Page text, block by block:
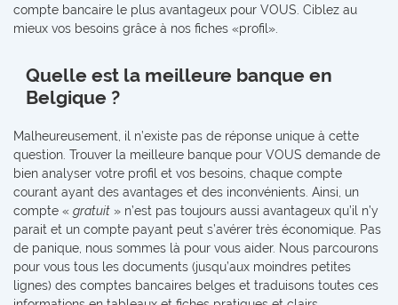
compte bancaire le plus avantageux pour VOUS. Ciblez au
mieux vos besoins grâce à nos fiches «profil».
Quelle est la meilleure banque en
Belgique ?
Malheureusement, il n’existe pas de réponse unique à cette
question. Trouver la meilleure banque pour VOUS demande de
bien analyser votre profil et vos besoins, chaque compte
courant ayant des avantages et des inconvénients. Ainsi, un
compte « gratuit » n’est pas toujours aussi avantageux qu’il n’y
parait et un compte payant peut s’avérer très économique. Pas
de panique, nous sommes là pour vous aider. Nous parcourons
pour vous tous les documents (jusqu’aux moindres petites
lignes) des comptes bancaires belges et traduisons toutes ces